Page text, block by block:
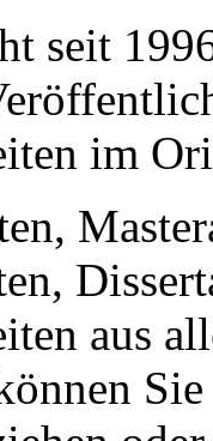
seit
im
aus